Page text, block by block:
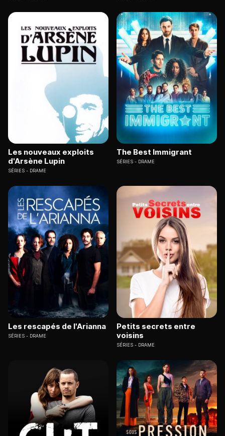
Les nouveaux exploits
d'Arsène Lupin
SÉRIES DRAME
The Best Immigrant
SÉRIES DRAME
Les rescapés de l'Arianna
SÉRIES DRAME
Petits secrets entre
voisins
SÉRIES DRAME